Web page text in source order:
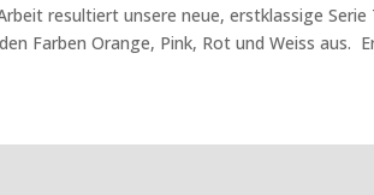
resultiert unsere neue, erstklassige Serie
Farben Orange, Pink, Rot und Weiss aus.